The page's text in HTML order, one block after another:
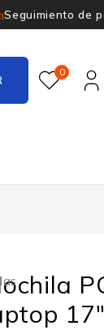
Seguimiento de
0